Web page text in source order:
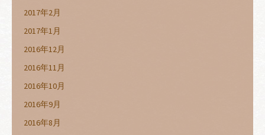
2017年2月
2017年1月
2016年12月
2016年11月
2016年10月
2016年9月
2016年8月